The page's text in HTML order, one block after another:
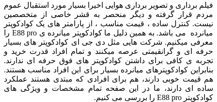
فیلم برداری و تصویر برداری هوایی اخیرا بسیار مورد استقبال عموم
مردم قرار گرفته و دیگر منحصر به قشر خاصی از متخصصین
نیست. کنترل ساده ، قیمت مناسب ، از پارامتر های یک کوادکوپتر
میانرده می باشد. به همین دلیل ما کوادکوپتر میانرده ی E88 pro را
معرفی میکنیم. شرکت هایی مثل دی جی ای کوادکوپتر های بسیار
حرفه ای و گرانقیمتی عرصه میکنند و تمام افراد قدرت خرید و
تجربه ی کافی برای داشتن کوادکوپتر های فوق حرفه ای ندارند.
بنابراین کوادکوپترهای میانرده بسیار برای این افراد مناسب هستند.
هم قیمت خوبی دارند، هم برای افرادی که مبتدی هستند عملکرد
ساده ای دارند، ما در این صفحه تمام مشخصات و ویژگی های
کوادکوپتر E88 pro را بررسی می کنیم.